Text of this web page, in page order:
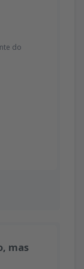
do
mas